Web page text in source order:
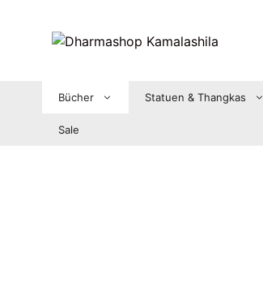
Bücher Statuen & Thangkas
Sale